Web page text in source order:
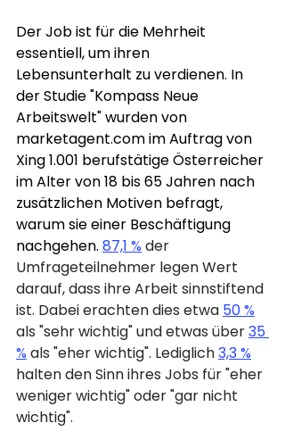
Der Job ist für die Mehrheit
essentiell, um ihren
Lebensunterhalt zu verdienen. In
der Studie "Kompass Neue
Arbeitswelt" wurden von
marketagent.com im Auftrag von
Xing 1.001 berufstätige Österreicher
im Alter von 18 bis 65 Jahren nach
zusätzlichen Motiven befragt,
warum sie einer Beschäftigung
nachgehen. 87,1 % der
Umfrageteilnehmer legen Wert
darauf, dass ihre Arbeit sinnstiftend
ist. Dabei erachten dies etwa 50 %
als "sehr wichtig" und etwas über 35
% als "eher wichtig". Lediglich 3,3 %
halten den Sinn ihres Jobs für "eher
weniger wichtig" oder "gar nicht
wichtig".